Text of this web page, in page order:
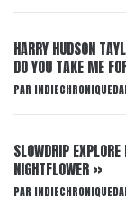
HARRY HUDSON
DO YOU TAKE ME
PAR
SLOWDRIP
NIGHTFLOWER »
PAR